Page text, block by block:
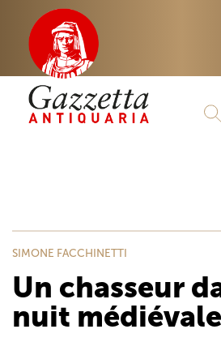
SIMONE FACCHINETTI
Un chasseur
nuit médiévale